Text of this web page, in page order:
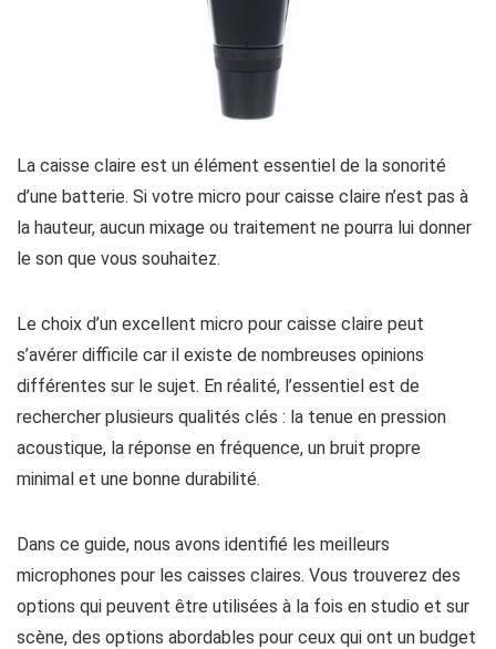
La caisse claire est un élément essentiel de la sonorité
d’une batterie. Si votre micro pour caisse claire n’est pas à
la hauteur, aucun mixage ou traitement ne pourra lui donner
le son que vous souhaitez.
Le choix d’un excellent micro pour caisse claire peut
s’avérer difficile car il existe de nombreuses opinions
différentes sur le sujet. En réalité, l’essentiel est de
rechercher plusieurs qualités clés : la tenue en pression
acoustique, la réponse en fréquence, un bruit propre
minimal et une bonne durabilité.
Dans ce guide, nous avons identifié les meilleurs
microphones pour les caisses claires. Vous trouverez des
options qui peuvent être utilisées à la fois en studio et sur
scène, des options abordables pour ceux qui ont un budget